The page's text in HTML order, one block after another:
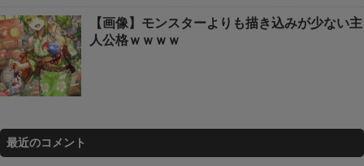
【画像】モンスターよりも描き込みが少ない主
人公格ｗｗｗｗ
最近のコメント